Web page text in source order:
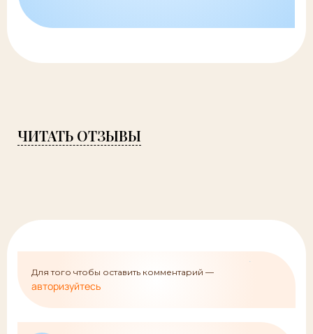
ЧИТАТЬ ОТЗЫВЫ
Для того чтобы оставить комментарий —
авторизуйтесь